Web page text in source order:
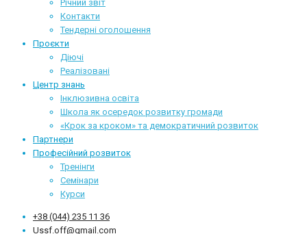
Річний звіт
Контакти
Тендерні оголошення
Проєкти
Діючі
Реалізовані
Центр знань
Інклюзивна освіта
Школа як осередок розвитку громади
«Крок за кроком» та демократичний розвиток
Партнери
Професійний розвиток
Тренінги
Семінари
Курси
+38 (044) 235 11 36
Ussf.off@gmail.com